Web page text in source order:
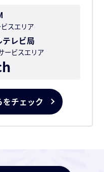
スエリア
レビ局
ービスエリア
チェック